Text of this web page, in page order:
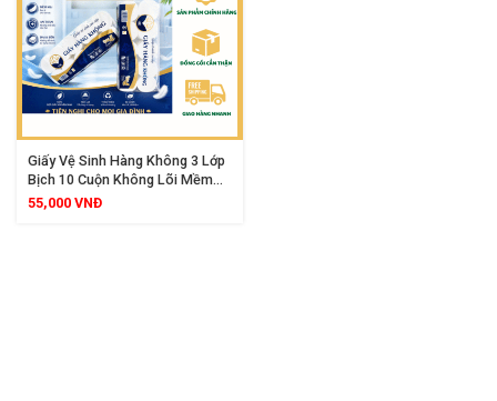
Giấy Vệ Sinh Hàng Không 3 Lớp
Bịch 10 Cuộn Không Lõi Mềm
Mịn Dai Đẹp Từ Bột Giấy Nguyên
55,000 VNĐ